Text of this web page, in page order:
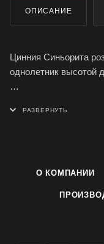
ОПИСАНИЕ
Цинния Синьорита
однолетник высотой
крупные, диаметром
Используется: Для
О КОМПАНИИ